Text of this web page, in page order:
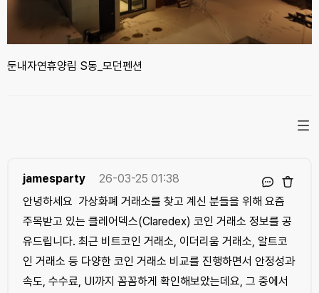
둔내자연휴양림 S동_모던펜션
jamesparty
26-03-25 01:38
안녕하세요 가상화폐 거래소를 찾고 계신 분들을 위해 요즘
주목받고 있는 클레어덱스(Claredex) 코인 거래소 정보를 공
유드립니다. 최근 비트코인 거래소, 이더리움 거래소, 알트코
인 거래소 등 다양한 코인 거래소 비교를 진행하면서 안정성과
속도, 수수료, UI까지 꼼꼼하게 확인해보았는데요, 그 중에서